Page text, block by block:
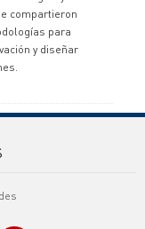
compartieron
para
y diseñar